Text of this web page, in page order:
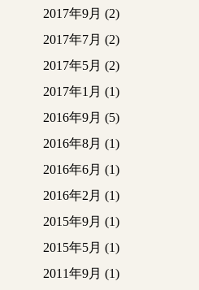
2017年9月 (2)
2017年7月 (2)
2017年5月 (2)
2017年1月 (1)
2016年9月 (5)
2016年8月 (1)
2016年6月 (1)
2016年2月 (1)
2015年9月 (1)
2015年5月 (1)
2011年9月 (1)